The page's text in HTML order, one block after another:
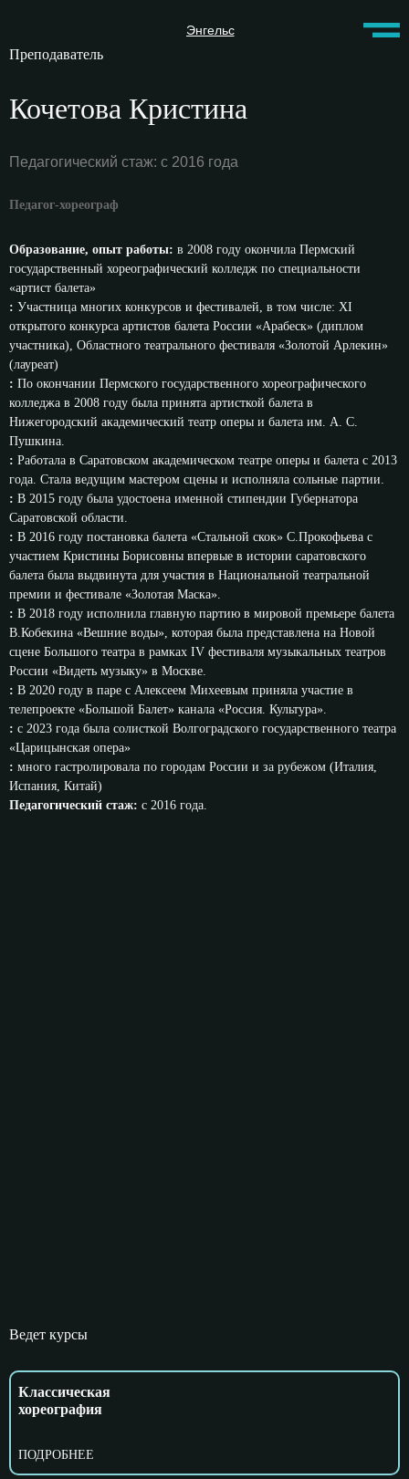
Энгельс
Преподаватель
Кочетова Кристина
Педагогический стаж: с 2016 года
Педагог-хореограф
Образование, опыт работы: в 2008 году окончила Пермский
государственный хореографический колледж по специальности
«артист балета»
: Участница многих конкурсов и фестивалей, в том числе: XI
открытого конкурса артистов балета России «Арабеск» (диплом
участника), Областного театрального фестиваля «Золотой Арлекин»
(лауреат)
: По окончании Пермского государственного хореографического
колледжа в 2008 году была принята артисткой балета в
Нижегородский академический театр оперы и балета им. А. С.
Пушкина.
: Работала в Саратовском академическом театре оперы и балета с 2013
года. Стала ведущим мастером сцены и исполняла сольные партии.
: В 2015 году была удостоена именной стипендии Губернатора
Саратовской области.
: В 2016 году постановка балета «Стальной скок» С.Прокофьева с
участием Кристины Борисовны впервые в истории саратовского
балета была выдвинута для участия в Национальной театральной
премии и фестивале «Золотая Маска».
: В 2018 году исполнила главную партию в мировой премьере балета
В.Кобекина «Вешние воды», которая была представлена на Новой
сцене Большого театра в рамках IV фестиваля музыкальных театров
России «Видеть музыку» в Москве.
: В 2020 году в паре с Алексеем Михеевым приняла участие в
телепроекте «Большой Балет» канала «Россия. Культура».
: с 2023 года была солисткой Волгоградского государственного театра
«Царицынская опера»
: много гастролировала по городам России и за рубежом (Италия,
Испания, Китай)
Педагогический стаж: с 2016 года.
Ведет курсы
Классическая
хореография
ПОДРОБНЕЕ